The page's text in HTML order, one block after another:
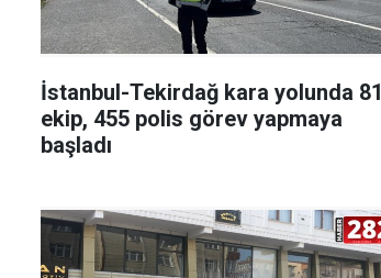
İstanbul-Tekirdağ kara yolunda 81
ekip, 455 polis görev yapmaya
başladı